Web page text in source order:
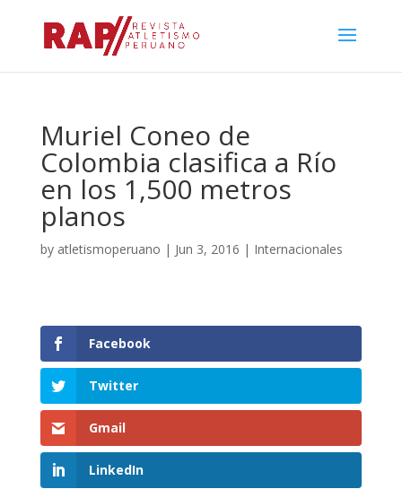
Muriel Coneo de
Colombia clasifica a Río
en los 1,500 metros
planos
by atletismoperuano | Jun 3, 2016 | Internacionales
Facebook
Twitter
Gmail
LinkedIn